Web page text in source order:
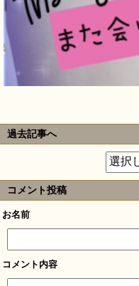
過去記事へ
コメント投稿
お名前
コメント内容